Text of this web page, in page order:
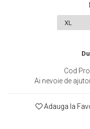
Cod
Ai nevoie de
Adauga la